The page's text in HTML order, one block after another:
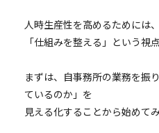
人時生産性を高めるためには
「仕組みを整える」という視
まずは、自事務所の業務を振
ているのか」を
見える化することから始めて